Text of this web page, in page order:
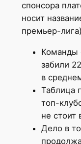
спонсора
носит
премьер-
Команды
забили
в
Таблица
топ-
не стоит
Дело в